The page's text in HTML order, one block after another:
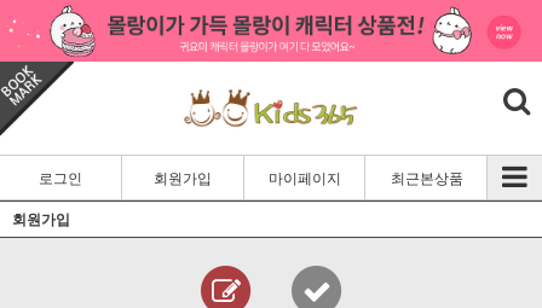
로그인 회원가입 마이페이지 최근본상품
회원가입